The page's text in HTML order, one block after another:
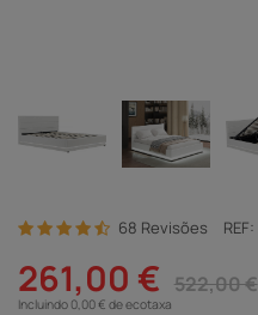
68 Revisões REF:
261,00 € 522,00 €
Incluindo 0,00 € de ecotaxa